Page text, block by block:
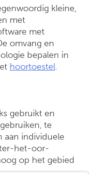
kleine,
met
met
omvang en
bepalen in
hoortoestel.
gebruikt en
te
aan individuele
het-oor-
op het gebied